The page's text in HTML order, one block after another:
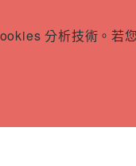
分析技術。